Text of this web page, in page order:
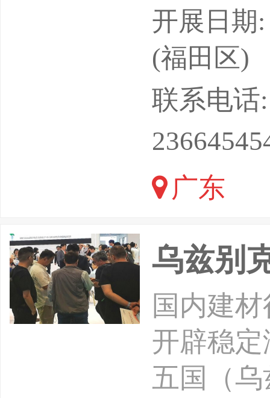
迭代升
为中华
参、药
市场，
多元延
新、标
开展日期
(福田区)
联系电话
广东
乌兹别
国内建
开辟稳
五国（